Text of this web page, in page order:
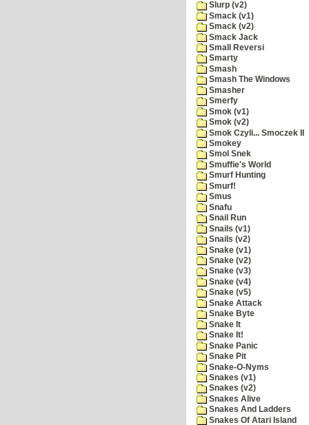
Slurp (v2)
Smack (v1)
Smack (v2)
Smack Jack
Small Reversi
Smarty
Smash
Smash The Windows
Smasher
Smerfy
Smok (v1)
Smok (v2)
Smok Czyli... Smoczek II
Smokey
Smol Snek
Smuffie's World
Smurf Hunting
Smurf!
Smus
Snafu
Snail Run
Snails (v1)
Snails (v2)
Snake (v1)
Snake (v2)
Snake (v3)
Snake (v4)
Snake (v5)
Snake Attack
Snake Byte
Snake It
Snake It!
Snake Panic
Snake Pit
Snake-O-Nyms
Snakes (v1)
Snakes (v2)
Snakes Alive
Snakes And Ladders
Snakes Of Atari Island